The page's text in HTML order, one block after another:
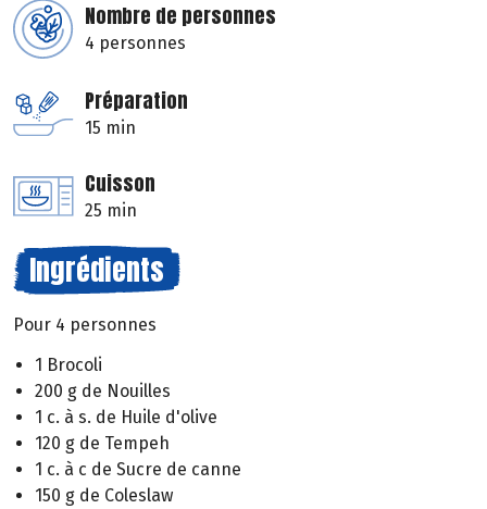
Nombre de personnes
4 personnes
Préparation
15 min
Cuisson
25 min
Ingrédients
Pour 4 personnes
1 Brocoli
200 g de Nouilles
1 c. à s. de Huile d'olive
120 g de Tempeh
1 c. à c de Sucre de canne
150 g de Coleslaw